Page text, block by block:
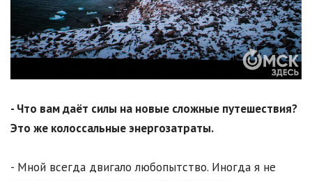
- Что вам даёт силы на новые сложные путешествия?
Это же колоссальные энергозатраты.
- Мной всегда двигало любопытство. Иногда я не